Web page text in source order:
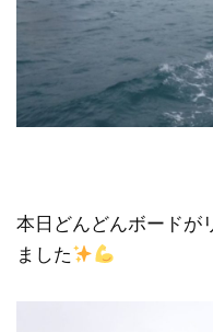
本日どんどんボードが
ました